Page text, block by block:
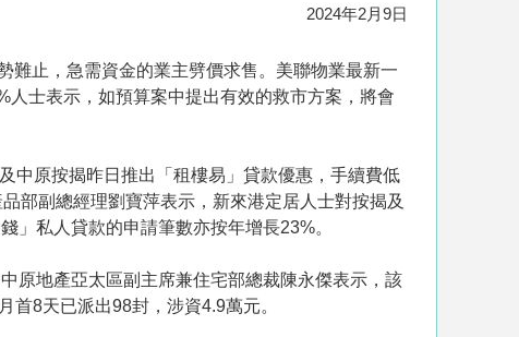
2024年2月9日
難止，急需資金的業主劈價求售。美聯物業最新一
士表示，如預算案中提出有效的救市方案，將會
中原按揭昨日推出「租樓易」貸款優惠，手續費低
部副總經理劉寶萍表示，新來港定居人士對按揭及
」私人貸款的申請筆數亦按年增長23%。
原地產亞太區副主席兼住宅部總裁陳永傑表示，該
8天已派出98封，涉資4.9萬元。